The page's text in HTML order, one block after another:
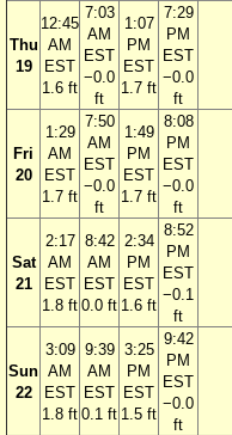
Thu
19
12:45
AM
EST
1.6 ft
7:03
AM
EST
−0.0
ft
1:07
PM
EST
1.7 ft
7:29
PM
EST
−0.0
ft
Fri
20
1:29
AM
EST
1.7 ft
7:50
AM
EST
−0.0
ft
1:49
PM
EST
1.7 ft
8:08
PM
EST
−0.0
ft
Sat
21
2:17
AM
EST
1.8 ft
8:42
AM
EST
0.0 ft
2:34
PM
EST
1.6 ft
8:52
PM
EST
−0.1
ft
Sun
22
3:09
AM
EST
1.8 ft
9:39
AM
EST
0.1 ft
3:25
PM
EST
1.5 ft
9:42
PM
EST
−0.0
ft